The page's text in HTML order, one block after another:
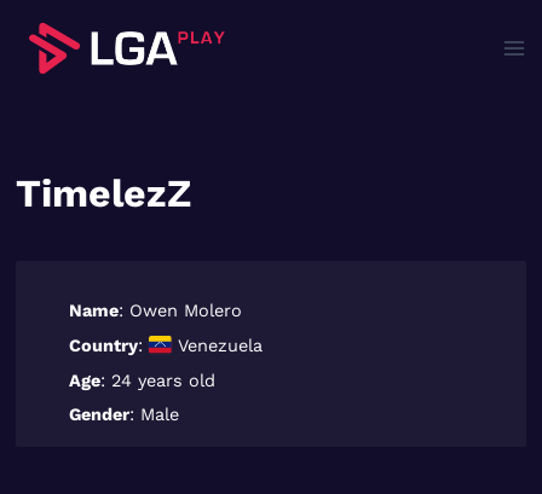
contenido
TimelezZ
Name: Owen Molero
Country:
Venezuela
Age: 24 years old
Gender: Male